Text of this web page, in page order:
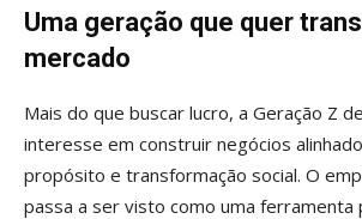
Uma geração que quer
mercado
Mais do que buscar lucro, a Geração Z
interesse em construir negócios
propósito e transformação social. O
passa a ser visto como uma ferramenta